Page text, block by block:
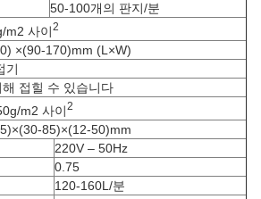
50-100개의 판지/분
m2 사이2
×(90-170)mm (L×W)
기
접힐 수 있습니다
m2 사이2
85)×(12-50)mm
220V – 50Hz
0.75
120-160L/분